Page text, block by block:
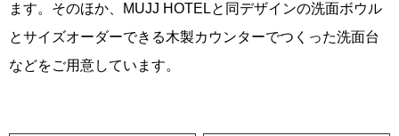
ます。そのほか、MUJJ HOTELと同デザインの洗面ボウル
とサイズオーダーできる木製カウンターでつくった洗面台
などをご用意しています。